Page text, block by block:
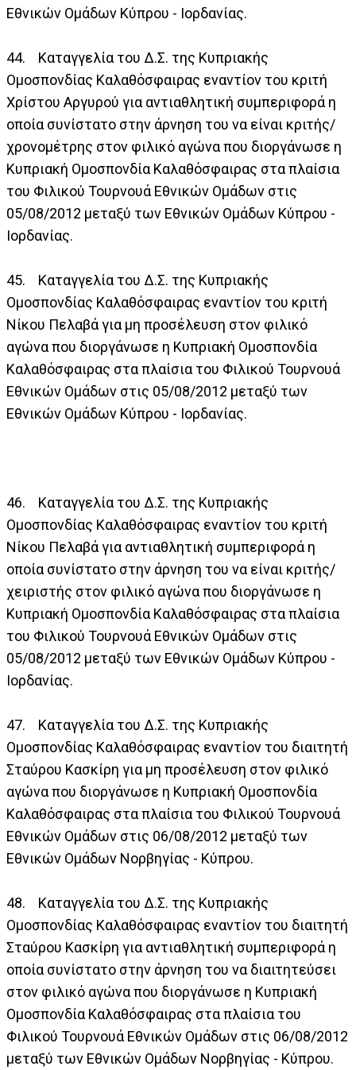
Εθνικών Ομάδων Κύπρου - Ιορδανίας.
44. Καταγγελία του Δ.Σ. της Κυπριακής
Ομοσπονδίας Καλαθόσφαιρας εναντίον του κριτή
Χρίστου Αργυρού για αντιαθλητική συμπεριφορά η
οποία συνίστατο στην άρνηση του να είναι κριτής/
χρονομέτρης στον φιλικό αγώνα που διοργάνωσε η
Κυπριακή Ομοσπονδία Καλαθόσφαιρας στα πλαίσια
του Φιλικού Τουρνουά Εθνικών Ομάδων στις
05/08/2012 μεταξύ των Εθνικών Ομάδων Κύπρου -
Ιορδανίας.
45. Καταγγελία του Δ.Σ. της Κυπριακής
Ομοσπονδίας Καλαθόσφαιρας εναντίον του κριτή
Νίκου Πελαβά για μη προσέλευση στον φιλικό
αγώνα που διοργάνωσε η Κυπριακή Ομοσπονδία
Καλαθόσφαιρας στα πλαίσια του Φιλικού Τουρνουά
Εθνικών Ομάδων στις 05/08/2012 μεταξύ των
Εθνικών Ομάδων Κύπρου - Ιορδανίας.
46. Καταγγελία του Δ.Σ. της Κυπριακής
Ομοσπονδίας Καλαθόσφαιρας εναντίον του κριτή
Νίκου Πελαβά για αντιαθλητική συμπεριφορά η
οποία συνίστατο στην άρνηση του να είναι κριτής/
χειριστής στον φιλικό αγώνα που διοργάνωσε η
Κυπριακή Ομοσπονδία Καλαθόσφαιρας στα πλαίσια
του Φιλικού Τουρνουά Εθνικών Ομάδων στις
05/08/2012 μεταξύ των Εθνικών Ομάδων Κύπρου -
Ιορδανίας.
47. Καταγγελία του Δ.Σ. της Κυπριακής
Ομοσπονδίας Καλαθόσφαιρας εναντίον του διαιτητή
Σταύρου Κασκίρη για μη προσέλευση στον φιλικό
αγώνα που διοργάνωσε η Κυπριακή Ομοσπονδία
Καλαθόσφαιρας στα πλαίσια του Φιλικού Τουρνουά
Εθνικών Ομάδων στις 06/08/2012 μεταξύ των
Εθνικών Ομάδων Νορβηγίας - Κύπρου.
48. Καταγγελία του Δ.Σ. της Κυπριακής
Ομοσπονδίας Καλαθόσφαιρας εναντίον του διαιτητή
Σταύρου Κασκίρη για αντιαθλητική συμπεριφορά η
οποία συνίστατο στην άρνηση του να διαιτητεύσει
στον φιλικό αγώνα που διοργάνωσε η Κυπριακή
Ομοσπονδία Καλαθόσφαιρας στα πλαίσια του
Φιλικού Τουρνουά Εθνικών Ομάδων στις 06/08/2012
μεταξύ των Εθνικών Ομάδων Νορβηγίας - Κύπρου.